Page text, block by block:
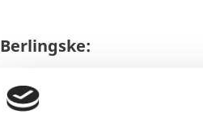
Berlingske:
Camille Koeller